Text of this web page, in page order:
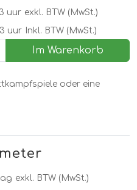
uur exkl. BTW (MwSt.)
uur Inkl. BTW (MwSt.)
Im Warenkorb
oder eine
exkl. BTW (MwSt.)